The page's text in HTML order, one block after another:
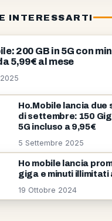
INTERESSARTI
200 GB in 5G con
5,99€ al mese
Ho.Mobile lancia
di settembre: 150
5G incluso a 9,95€
5 Settembre 2025
Ho mobile lancia
giga e minuti illimitati
19 Ottobre 2024